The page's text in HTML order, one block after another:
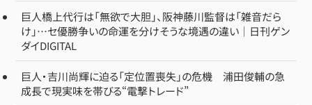
巨人橋上代行は「無欲で大胆」、阪神藤川監督は「雑音だら
け」…セ優勝争いの命運を分けそうな境遇の違い｜日刊ゲン
ダイDIGITAL
巨人・吉川尚輝に迫る「定位置喪失」の危機 浦田俊輔の急
成長で現実味を帯びる“電撃トレード”